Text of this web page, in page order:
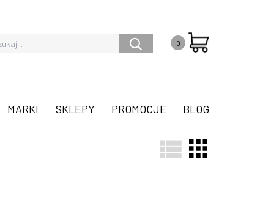
0
MARKI SKLEPY PROMOCJE BLOG